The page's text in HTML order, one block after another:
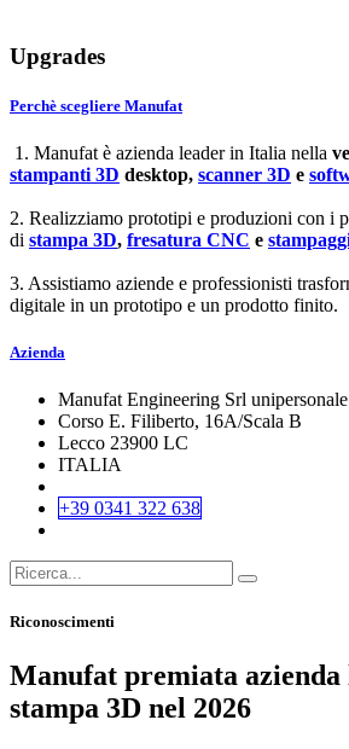
Upgrades
Perchè scegliere Manufat
1. Manufat è azienda leader in Italia nella
stampanti 3D desktop, scanner 3D e
2. Realizziamo prototipi e produzioni con i
di stampa 3D, fresatura CNC e
3. Assistiamo aziende e professionisti
digitale in un prototipo e un prodotto finito.
Azienda
Manufat Engineering Srl unipersonale
Corso E. Filiberto, 16A/Scala B
Lecco 23900 LC
ITALIA
+39 0341 322 638
Riconoscimenti
Manufat premiata azienda
stampa 3D nel 2026